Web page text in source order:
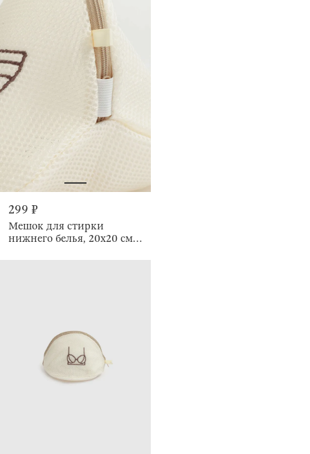
299 ₽
Мешок для стирки
нижнего белья, 20х20 см,